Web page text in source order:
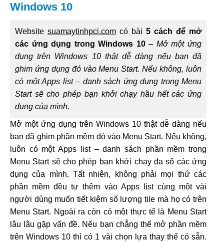
Windows 10
Website suamaytinhpci.com có bài 5 cách để mở
các ứng dụng trong Windows 10– Mở một ứng
dụng trên Windows 10 thật dễ dàng nếu bạn đã
ghim ứng dụng đó vào Menu Start. Nếu không, luôn
có một Apps list – danh sách ứng dụng trong Menu
Start sẽ cho phép bạn khởi chạy hầu hết các ứng
dụng của mình.
Mở một ứng dụng trên Windows 10 thật dễ dàng nếu
bạn đã ghim phần mềm đó vào Menu Start. Nếu không,
luôn có một Apps list – danh sách phần mềm trong
Menu Start sẽ cho phép bạn khởi chạy đa số các ứng
dụng của mình. Tất nhiên, không phải mọi thứ các
phần mềm đều tự thêm vào Apps list cùng một vài
người dùng muốn tiết kiệm số lượng tile mà họ có trên
Menu Start. Ngoài ra còn có một thực tế là Menu Start
lâu lâu gặp vấn đề. Nếu bạn chẳng thể mở phần mềm
trên Windows 10 thì có 1 vài chọn lựa thay thế có sẵn.